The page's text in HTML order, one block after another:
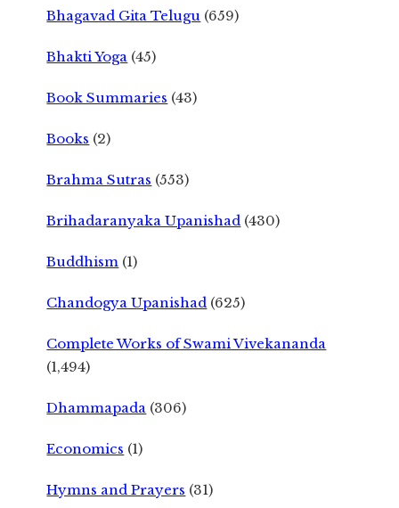
Bhagavad Gita Telugu (659)
Bhakti Yoga (45)
Book Summaries (43)
Books (2)
Brahma Sutras (553)
Brihadaranyaka Upanishad (430)
Buddhism (1)
Chandogya Upanishad (625)
Complete Works of Swami Vivekananda
(1,494)
Dhammapada (306)
Economics (1)
Hymns and Prayers (31)